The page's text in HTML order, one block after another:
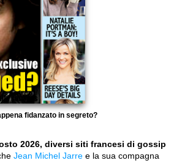
fidanzato in segreto?
2026, diversi siti francesi di gossip
Jean Michel Jarre e la sua compagna